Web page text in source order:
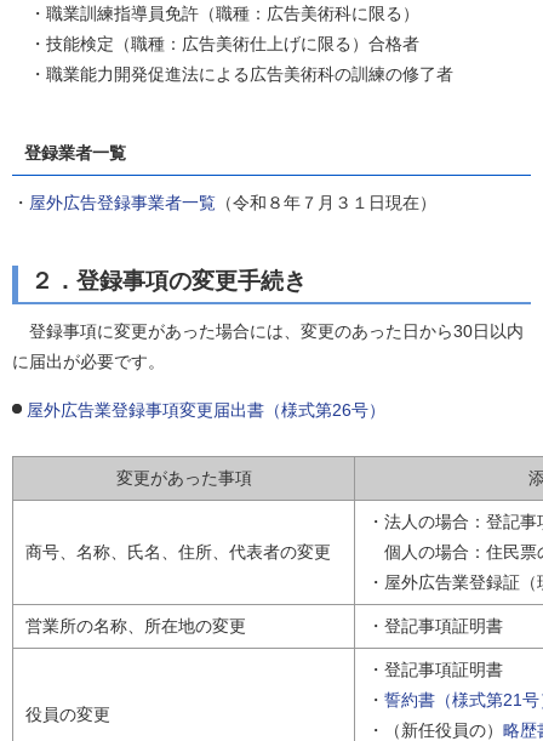
・職業訓練指導員免許（職種：広告美術科に限る）
・技能検定（職種：広告美術仕上げに限る）合格者
・職業能力開発促進法による広告美術科の訓練の修了者
登録業者一覧
・ 屋外広告登録事業者一覧 （令和８年７月３１日現在）
２．登録事項の変更手続き
登録事項に変更があった場合には、変更のあった日から30日以内
に届出が必要です。
屋外広告業登録事項変更届出書（様式第26号）
変更があった事項
商号、名称、氏名、住所、代表者の変更
・法人の場合：登記
個人の場合：住民票
・屋外広告業登録証
営業所の名称、所在地の変更 ・登記事項証明書
役員の変更
・登記事項証明書
・ 誓約書（様式第21号
・（新任役員の） 略歴